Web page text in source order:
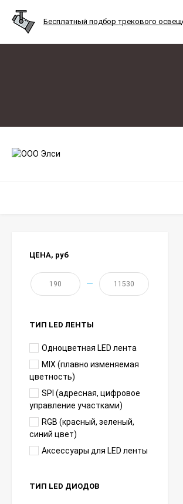
Бесплатный подбор трекового
ЦЕНА, руб
—
ТИП LED ЛЕНТЫ
Одноцветная LED лента
MIX (плавно изменяемая
цветность)
SPI (адресная, цифровое
управление участками)
RGB (красный, зеленый,
синий цвет)
Аксессуары для LED ленты
ТИП LED ДИОДОВ